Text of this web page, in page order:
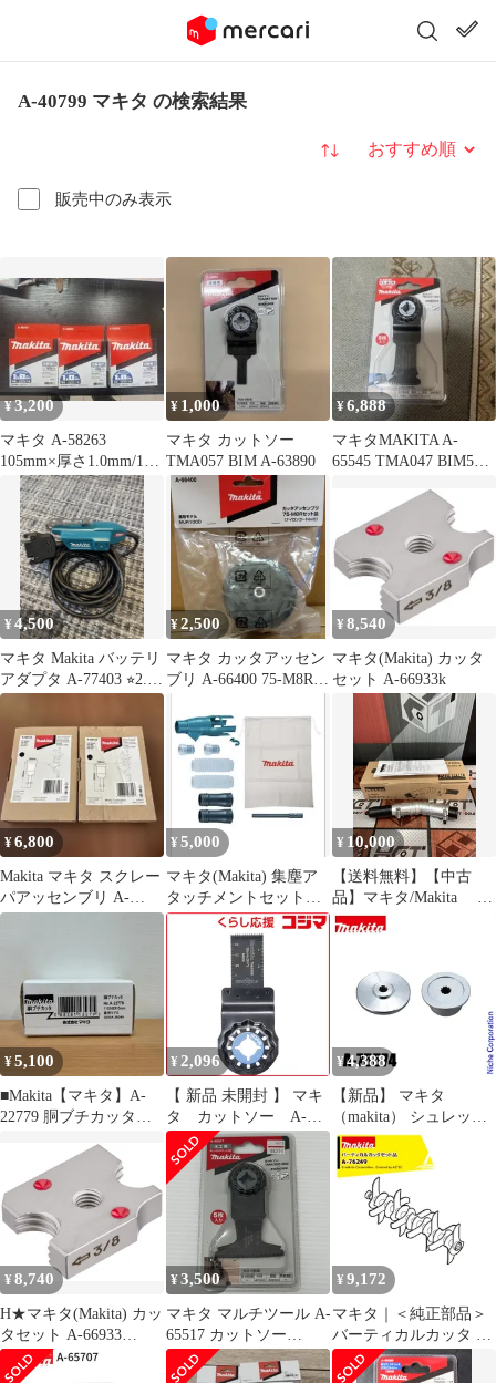
A-40799 マキタ の検索結果
販売中のみ表示
並び替え
¥3,200
マキタ A-58263
105mm×厚さ1.0mm/10
枚入 3セット
¥ 1,000
マキタ カットソー
TMA057 BIM A-63890
¥6,888
マキタMAKITA A-
65545 TMA047 BIM5枚
¥4,500
マキタ Makita バッテリ
アダプタ A-77403 ⭐︎2.3
回使用⭐︎
¥2,500
マキタ カッタアッセン
ブリ A-66400 75-M8Rセ
¥8,540
マキタ(Makita) カッタ
セット A-66933k
¥6,800
Makita マキタ スクレー
パアッセンブリ A-
68155 2個セット
¥ 5,000
マキタ(Makita) 集塵ア
タッチメントセット品
196860-7
¥ 10,000
【送料無料】【中古
品】マキタ/Makita A-
75079 角度変更アタ
¥5,100
■Makita【マキタ】A-
22779 胴ブチカッタ
¥ 2,096
【 新品 未開封 】 マキ
タ カットソー A-
63909 未使用 送料無料
¥4,388
【新品】 マキタ
（makita） シュレッダ
ーブレード付属セット
品 A-75574
¥8,740
H★マキタ(Makita) カッ
タセット A-66933
dfa2136e
¥3,500
マキタ マルチツール A-
65517 カットソー
TMA055BIM 未開封品
smkogu096539
¥ 9,172
マキタ｜＜純正部品＞
バーティカルカッタ A-
76249